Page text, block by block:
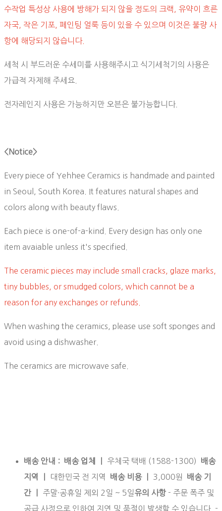
수작업 특성상 사용에 방해가 되지 않을 정도의 크랙, 유약이 흐른
자국, 작은 기포, 페인팅 얼룩 등이 있을 수 있으며 이것은 불량 사
항에 해당되지 않습니다.
세척 시 부드러운 수세미를 사용해주시고 식기세척기의 사용은
가급적 자제해 주세요.
전자레인지 사용은 가능하지만 오븐은 불가능합니다.
<Notice>
Every piece of Yehhee Ceramics is handmade and painted
in Seoul, South Korea. It features natural shapes and
colors along with beauty flaws.
Each piece is one-of-a-kind. Every design has only one
item avaiable unless it's specified.
The ceramic pieces may include small cracks, glaze marks,
tiny bubbles, or smudged colors, which cannot be a
reason for any exchanges or refunds.
When washing the ceramics, please use soft sponges and
avoid using a dishwasher.
The ceramics are microwave safe.
배송 안내 : 배송 업체 ㅣ 우체국 택배 (1588-1300) 배송
지역 ㅣ
대한민국 전 지역 배송 비용 ㅣ 3,000원 배송 기
간 ㅣ 주말·공휴일 제외 2일 ~ 5일유의 사항 - 주문 폭주 및
공급 사정으로 인하여 지연 및 품절이 발생할 수 있습니다. -